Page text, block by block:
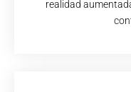
realidad